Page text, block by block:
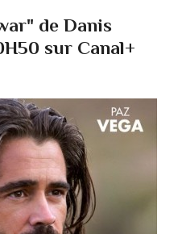
de Danis
sur Canal+